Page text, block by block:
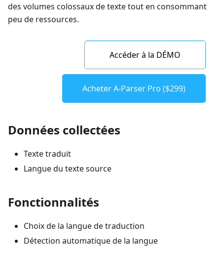
des volumes colossaux de texte tout en consommant
peu de ressources.
Accéder à la DÉMO
Acheter A-Parser Pro ($299)
Données collectées
Texte traduit
Langue du texte source
Fonctionnalités
Choix de la langue de traduction
Détection automatique de la langue